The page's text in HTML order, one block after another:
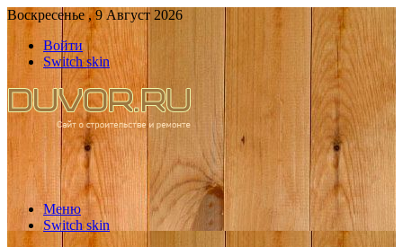
Воскресенье , 9 Август 2026
Войти
Switch skin
Меню
Switch skin